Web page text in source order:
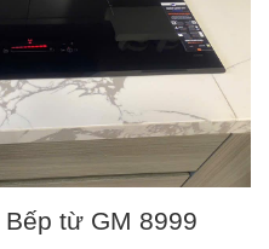
Bếp từ GM 8999